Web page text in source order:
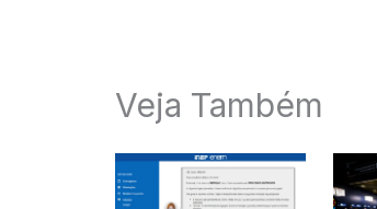
Veja Também